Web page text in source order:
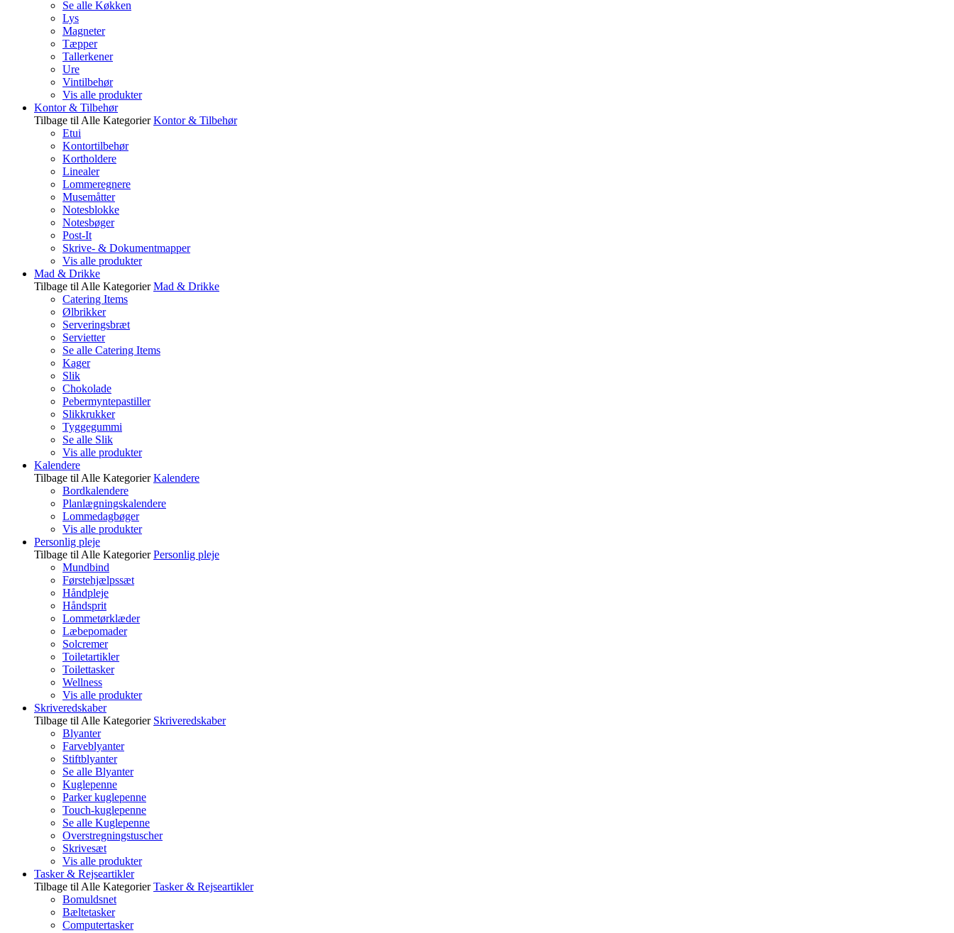
Se alle Køkken
Lys
Magneter
Tæpper
Tallerkener
Ure
Vintilbehør
Vis alle produkter
Kontor & Tilbehør
Tilbage til Alle Kategorier Kontor & Tilbehør
Etui
Kontortilbehør
Kortholdere
Linealer
Lommeregnere
Musemåtter
Notesblokke
Notesbøger
Post-It
Skrive- & Dokumentmapper
Vis alle produkter
Mad & Drikke
Tilbage til Alle Kategorier Mad & Drikke
Catering Items
Ølbrikker
Serveringsbræt
Servietter
Se alle Catering Items
Kager
Slik
Chokolade
Pebermyntepastiller
Slikkrukker
Tyggegummi
Se alle Slik
Vis alle produkter
Kalendere
Tilbage til Alle Kategorier Kalendere
Bordkalendere
Planlægningskalendere
Lommedagbøger
Vis alle produkter
Personlig pleje
Tilbage til Alle Kategorier Personlig pleje
Mundbind
Førstehjælpssæt
Håndpleje
Håndsprit
Lommetørklæder
Læbepomader
Solcremer
Toiletartikler
Toilettasker
Wellness
Vis alle produkter
Skriveredskaber
Tilbage til Alle Kategorier Skriveredskaber
Blyanter
Farveblyanter
Stiftblyanter
Se alle Blyanter
Kuglepenne
Parker kuglepenne
Touch-kuglepenne
Se alle Kuglepenne
Overstregningstuscher
Skrivesæt
Vis alle produkter
Tasker & Rejseartikler
Tilbage til Alle Kategorier Tasker & Rejseartikler
Bomuldsnet
Bæltetasker
Computertasker